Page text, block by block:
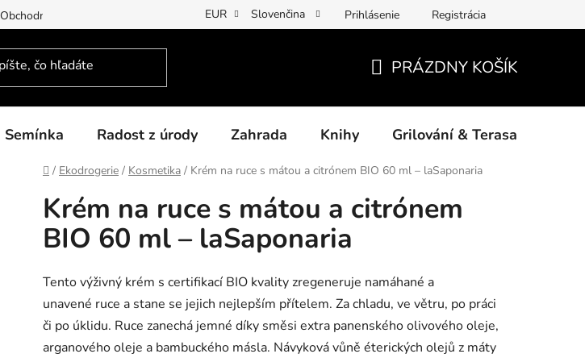
Obchodní podmínky Podmínky ochrany osobních údajů Povinné informace a odkazy ÚKZÚZ
EUR Slovenčina Prihlásenie Registrácia
KOŠÍK
PRÁZDNY KOŠÍK
Semínka Radost z úrody Zahrada Knihy Grilování & Terasa
Domov
/ Ekodrogerie / Kosmetika / Krém na ruce s mátou a citrónem BIO 60 ml – laSaponaria
Krém na ruce s mátou a citrónem
BIO 60 ml – laSaponaria
Tento výživný krém s certifikací BIO kvality zregeneruje namáhané a
unavené ruce a stane se jejich nejlepším přítelem. Za chladu, ve větru, po práci
či po úklidu. Ruce zanechá jemné díky směsi extra panenského olivového oleje,
arganového oleje a bambuckého másla. Návyková vůně éterických olejů z máty